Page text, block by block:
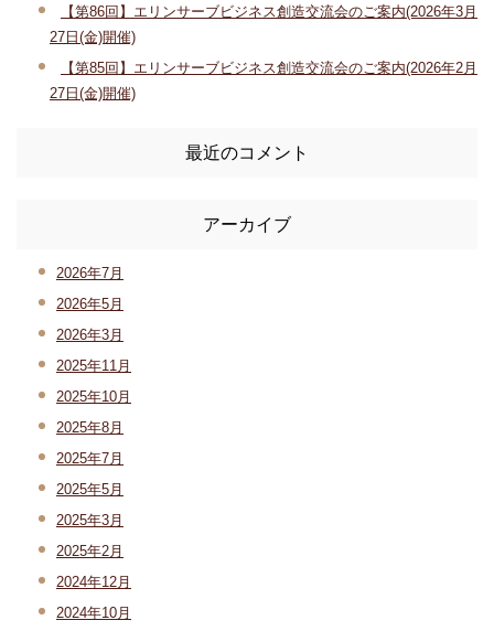
【第86回】エリンサーブビジネス創造交流会のご案内(2026年3月
27日(金)開催)
【第85回】エリンサーブビジネス創造交流会のご案内(2026年2月
27日(金)開催)
最近のコメント
アーカイブ
2026年7月
2026年5月
2026年3月
2025年11月
2025年10月
2025年8月
2025年7月
2025年5月
2025年3月
2025年2月
2024年12月
2024年10月